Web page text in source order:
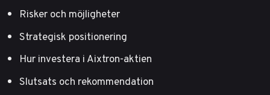
Risker och möjligheter
Strategisk positionering
Hur investera i Aixtron-aktien
Slutsats och rekommendation